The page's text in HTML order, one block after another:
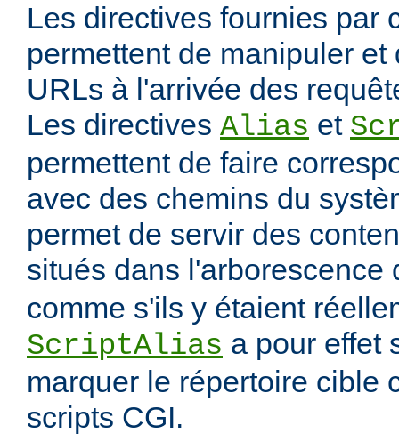
Les directives fournies par
permettent de manipuler et
URLs à l'arrivée des
Les directives Alias et
permettent de faire
avec des chemins du
permet de servir des
situés dans l'arborescence
comme s'ils y étaient
ScriptAlias a pour effet
marquer le répertoire cible
scripts CGI.